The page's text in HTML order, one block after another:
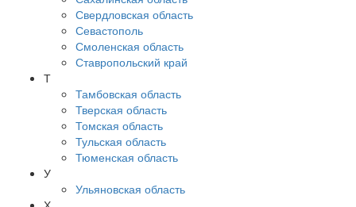
Свердловская область
Севастополь
Смоленская область
Ставропольский край
Т
Тамбовская область
Тверская область
Томская область
Тульская область
Тюменская область
У
Ульяновская область